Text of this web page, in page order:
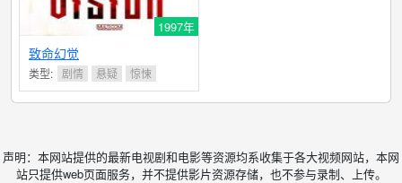
1997年
致命幻觉
类型: 剧情 悬疑 惊悚
声明：本网站提供的最新电视剧和电影等资源均系收集于各大视频网站，本网
站只提供web页面服务，并不提供影片资源存储，也不参与录制、上传。